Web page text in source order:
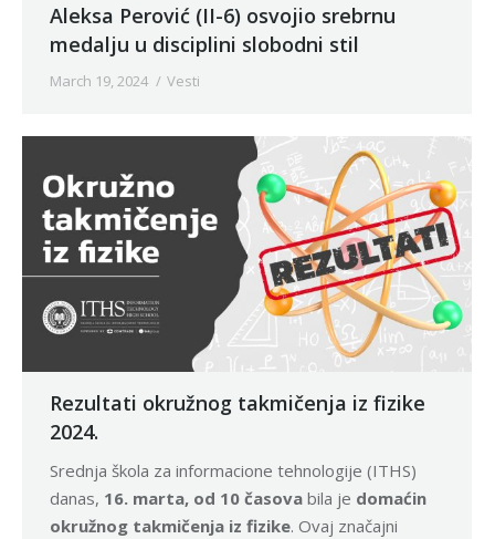
Aleksa Perović (II-6) osvojio srebrnu
medalju u disciplini slobodni stil
March 19, 2024 Vesti
Rezultati okružnog takmičenja iz fizike
2024.
Srednja škola za informacione tehnologije (ITHS)
danas, 16. marta, od 10 časova bila je domaćin
okružnog takmičenja iz fizike. Ovaj značajni